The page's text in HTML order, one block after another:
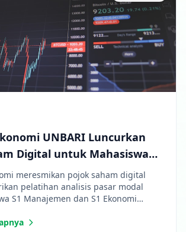
UNBARI Luncurkan
Digital untuk Mahasiswa
meresmikan pojok saham digital
pelatihan analisis pasar modal
S1 Manajemen dan S1 Ekonomi